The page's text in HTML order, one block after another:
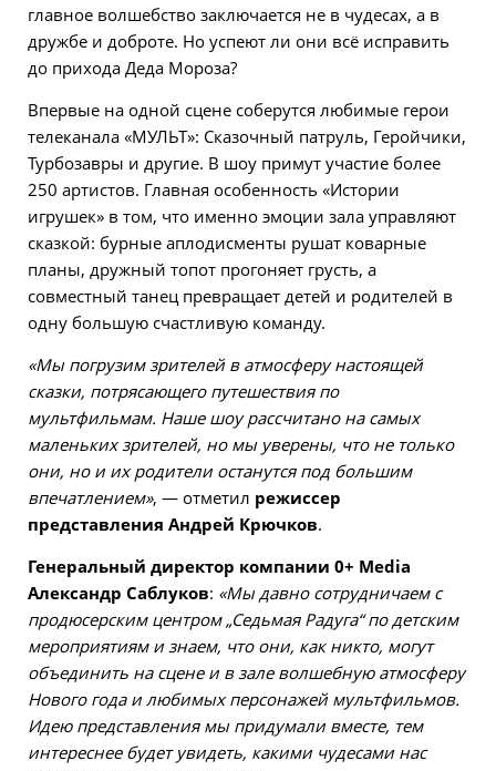
главное волшебство заключается не в чудесах, а в
дружбе и доброте. Но успеют ли они всё исправить
до прихода Деда Мороза?
Впервые на одной сцене соберутся любимые герои
телеканала «МУЛЬТ»: Сказочный патруль, Геройчики,
Турбозавры и другие. В шоу примут участие более
250 артистов. Главная особенность «Истории
игрушек» в том, что именно эмоции зала управляют
сказкой: бурные аплодисменты рушат коварные
планы, дружный топот прогоняет грусть, а
совместный танец превращает детей и родителей в
одну большую счастливую команду.
«Мы погрузим зрителей в атмосферу настоящей
сказки, потрясающего путешествия по
мультфильмам. Наше шоу рассчитано на самых
маленьких зрителей, но мы уверены, что не только
они, но и их родители останутся под большим
впечатлением», — отметил режиссер
представления Андрей Крючков.
Генеральный директор компании 0+ Media
Александр Саблуков: «Мы давно сотрудничаем с
продюсерским центром „Седьмая Радуга“ по детским
мероприятиям и знаем, что они, как никто, могут
объединить на сцене и в зале волшебную атмосферу
Нового года и любимых персонажей мультфильмов.
Идею представления мы придумали вместе, тем
интереснее будет увидеть, какими чудесами нас